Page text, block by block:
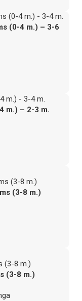
(0-4 m.) – 3-6
m.) – 2-3 m.
(3-8 m.)
(3-8 m.)